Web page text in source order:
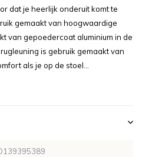
dat je heerlijk onderuit komt te
gemaakt van hoogwaardige
van gepoedercoat aluminium in de
is gebruik gemaakt van
als je op de stoel...